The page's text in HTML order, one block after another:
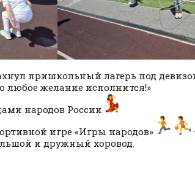
пришкольный лагерь под
любое желание исполнится!»
народов России
игре «Игры народов»
и дружный хоровод.